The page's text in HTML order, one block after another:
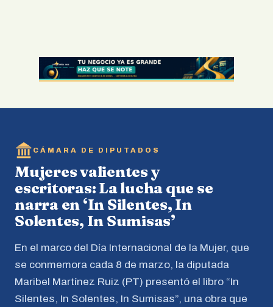
CÁMARA DE DIPUTADOS
Mujeres valientes y
escritoras: La lucha que se
narra en ‘In Silentes, In
Solentes, In Sumisas’
En el marco del Día Internacional de la Mujer, que
se conmemora cada 8 de marzo, la diputada
Maribel Martínez Ruiz (PT) presentó el libro “In
Silentes, In Solentes, In Sumisas”, una obra que